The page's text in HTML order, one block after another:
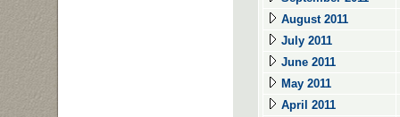
August 2011
July 2011
June 2011
May 2011
April 2011